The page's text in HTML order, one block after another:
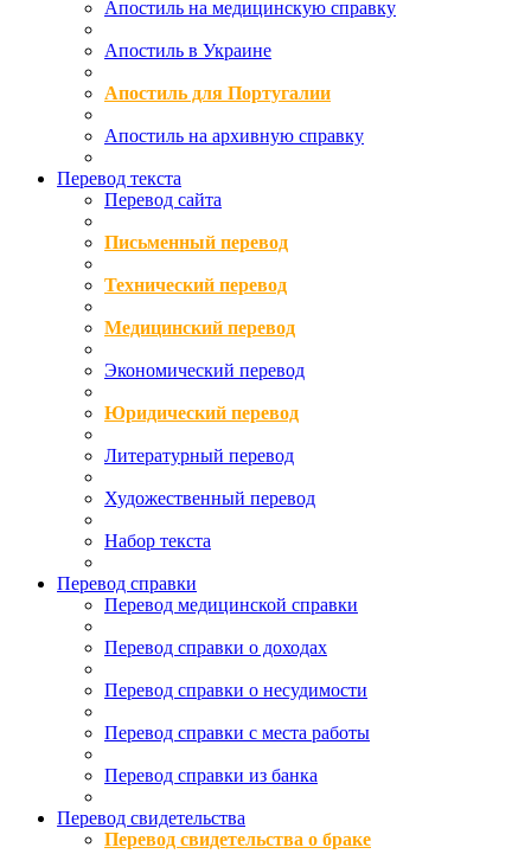
Апостиль на медицинскую справку
Апостиль в Украине
Апостиль для Португалии
Апостиль на архивную справку
Перевод текста
Перевод сайта
Письменный перевод
Технический перевод
Медицинский перевод
Экономический перевод
Юридический перевод
Литературный перевод
Художественный перевод
Набор текста
Перевод справки
Перевод медицинской справки
Перевод справки о доходах
Перевод справки о несудимости
Перевод справки с места работы
Перевод справки из банка
Перевод свидетельства
Перевод свидетельства о браке